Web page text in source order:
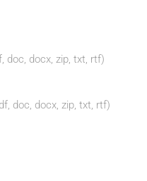
doc, docx, zip, txt, rtf)
doc, docx, zip, txt, rtf)